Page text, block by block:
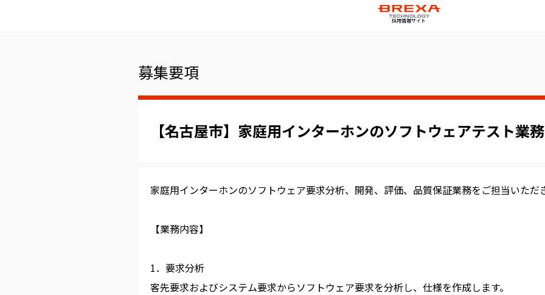
採用情報サイト
募集要項
【名古屋市】家庭用インターホンのソフトウェアテスト業務
家庭用インターホンのソフトウェア要求分析、開発、評価、品質保証業務をご担当いただ
【業務内容】
1．要求分析
客先要求およびシステム要求からソフトウェア要求を分析し、仕様を作成します。